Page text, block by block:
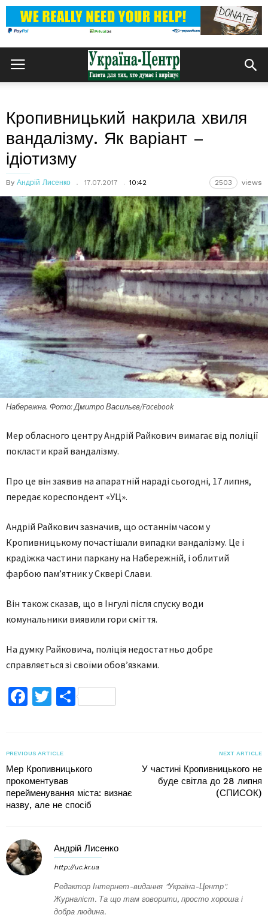
Кропивницький накрила хвиля
вандалізму. Як варіант –
ідіотизму
By Андрій Лисенко 17.07.2017 10:42 2503 views
Набережна. Фото: Дмитро Васильєв/Facebook
Мер обласного центру Андрій Райкович вимагає від поліції
покласти край вандалізму.
Про це він заявив на апаратній нараді сьогодні, 17 липня,
передає кореспондент «УЦ».
Андрій Райкович зазначив, що останнім часом у
Кропивницькому почастішали випадки вандалізму. Це і
крадіжка частини паркану на Набережній, і облитий
фарбою пам’ятник у Сквері Слави.
Він також сказав, що в Інгулі після спуску води
комунальники виявили гори сміття.
На думку Райковича, поліція недостатньо добре
справляється зі своїми обов’язками.
Facebook
TwitterПоділитися
PREVIOUS ARTICLE
Мер Кропивницького
прокоментував
перейменування міста: визнає
назву, але не спосіб
NEXT ARTICLE
У частині Кропивницького не
буде світла до 28 липня
(СПИСОК)
Андрій Лисенко
http://uc.kr.ua
Редактор Інтернет-видання "Україна-Центр".
Журналіст. Та що там говорити, просто хороша і
добра людина.